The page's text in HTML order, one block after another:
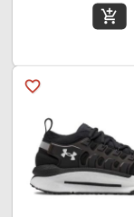
add_shopping_cart
favorite_border